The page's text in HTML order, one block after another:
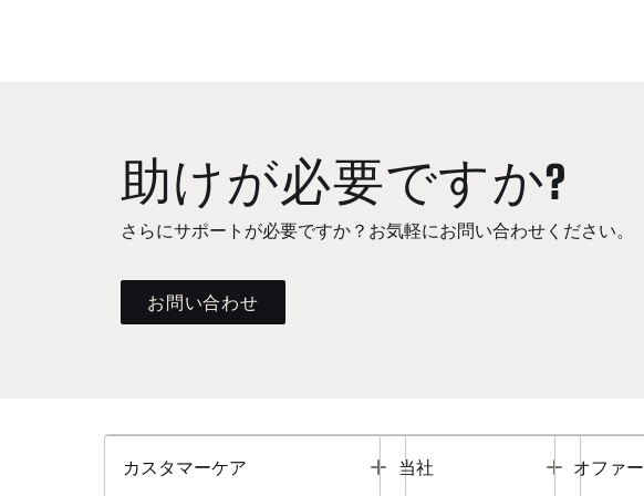
助けが必要ですか?
さらにサポートが必要ですか？お気軽にお問い合わせください。
お問い合わせ
カスタマーケア Toggle
当社 Toggle
オファー